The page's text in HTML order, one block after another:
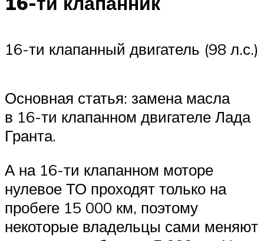
16-ти клапанный двигатель (98 л.с.)
Основная статья: замена масла
в 16-ти клапанном двигателе Лада
Гранта.
А на 16-ти клапанном моторе
нулевое ТО проходят только на
пробеге 15 000 км, поэтому
некоторые владельцы сами меняют